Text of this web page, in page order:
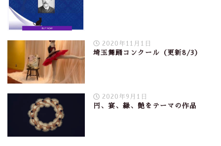
2020年11月1日
埼玉舞踊コンクール（更新8/3）
2020年9月1日
円、宴、縁、艶をテーマの作品